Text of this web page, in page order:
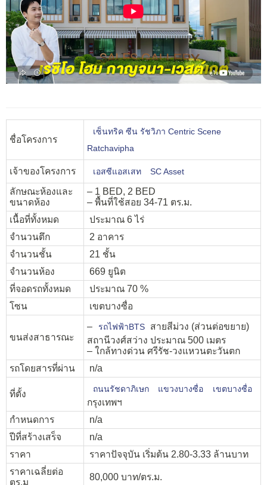
ชื่อโครงการ
เซ็นทริค ซีน รัชวิภา Centric Scene
Ratchavipha
เจ้าของโครงการ เอสซีแอสเสท SC Asset
ลักษณะห้องและ
ขนาดห้อง
– 1 BED, 2 BED
– พื้นที่ใช้สอย 34-71 ตร.ม.
เนื้อที่ทั้งหมด
ประมาณ 6 ไร่
จำนวนตึก
2 อาคาร
จำนวนชั้น
21 ชั้น
จำนวนห้อง
669 ยูนิต
ที่จอดรถทั้งหมด
ประมาณ 70 %
โซน
เขตบางซื่อ
ขนส่งสาธารณะ
– รถไฟฟ้าBTS
สายสีม่วง (ส่วนต่อขยาย)
สถานีวงศ์สว่าง ประมาณ 500 เมตร
– ใกล้ทางด่วน ศรีรัช-วงแหวนตะวันตก
รถโดยสารที่ผ่าน
n/a
ที่ตั้ง ถนนรัชดาภิเษก แขวงบางซื่อ เขตบางซื่อ
กรุงเทพฯ
กำหนดการ
n/a
ปีที่สร้างเสร็จ
n/a
ราคา
ราคาปัจจุบัน เริ่มต้น 2.80-3.33 ล้านบาท
ราคาเฉลี่ยต่อ
ตร.ม
80,000 บาท/ตร.ม.